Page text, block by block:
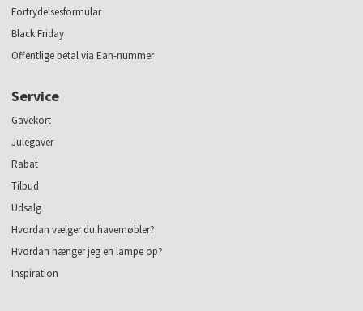
Fortrydelsesformular
Black Friday
Offentlige betal via Ean-nummer
Service
Gavekort
Julegaver
Rabat
Tilbud
Udsalg
Hvordan vælger du havemøbler?
Hvordan hænger jeg en lampe op?
Inspiration